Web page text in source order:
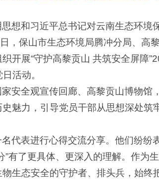
想和习近平总书记对云南生态环境
，保山市生态环境局腾冲分局、高
开展“守护高黎贡山 共筑安全屏障
活动。
安全观宣传回廊、高黎贡山博物馆
魅力，引导党员干部从思想深处筑
代表进行心得交流分享。他们纷纷
”有了更具体、更深入的理解。作为
生态安全的守护者、排头兵，始终